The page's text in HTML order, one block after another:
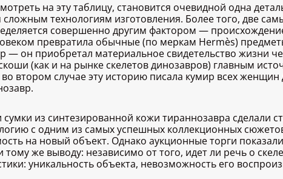
на эту таблицу, становится очевидной одна
технологиям изготовления. Более того, две
совершенно другим фактором —
превратила обычные (по меркам Hermès)
— он приобретал материальное свидетельство
(как и на рынке скелетов динозавров) главным
во втором случае эту историю писала кумир всех
сумки из синтезированной кожи тираннозавра сделали
с одним из самых успешных коллекционных
на новый объект. Однако аукционные торги
тому же выводу: независимо от того, идет ли речь о
уникальность объекта, невозможность его